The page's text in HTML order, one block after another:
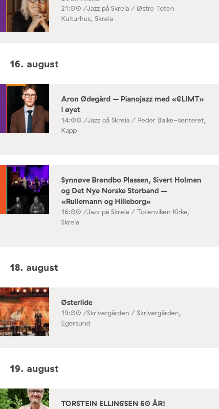
21:00 /Jazz på Skreia / Østre Toten
Kulturhus, Skreia
16. august
Aron Ødegård – Pianojazz med «GLIMT»
i øyet
14:00 /Jazz på Skreia / Peder Balke-senteret,
Kapp
Synnøve Brøndbo Plassen, Sivert Holmen
og Det Nye Norske Storband –
«Rullemann og Hilleborg»
16:00 /Jazz på Skreia / Totenviken Kirke,
Skreia
18. august
Østerlide
19:00 /Skrivergården / Skrivergården,
Egersund
19. august
TORSTEIN ELLINGSEN 60 ÅR!